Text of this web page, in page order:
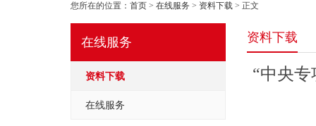
您所在的位置： 首页 > 在线服务 > 资料下载 > 正文
在线服务
资料下载
在线服务
资料下载
“中央